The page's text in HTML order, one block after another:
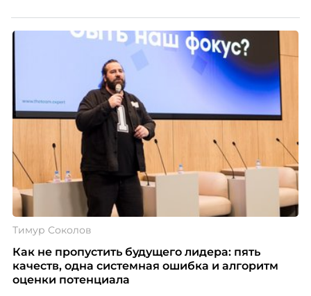
Тимур Соколов
Как не пропустить будущего лидера: пять
качеств, одна системная ошибка и алгоритм
оценки потенциала